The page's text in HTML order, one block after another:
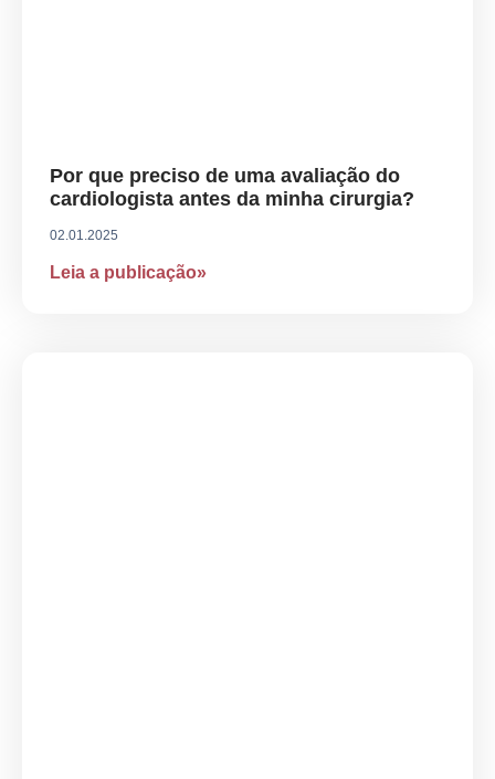
Por que preciso de uma avaliação do
cardiologista antes da minha cirurgia?
02.01.2025
Leia a publicação»